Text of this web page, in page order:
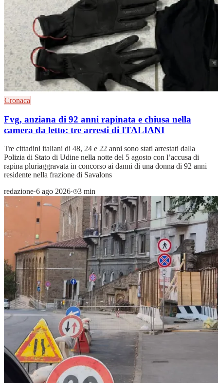
Cronaca
Fvg, anziana di 92 anni rapinata e chiusa nella
camera da letto: tre arresti di ITALIANI
Tre cittadini italiani di 48, 24 e 22 anni sono stati arrestati dalla
Polizia di Stato di Udine nella notte del 5 agosto con l’accusa di
rapina pluriaggravata in concorso ai danni di una donna di 92 anni
residente nella frazione di Savalons
redazione·6 ago 2026· 3 min